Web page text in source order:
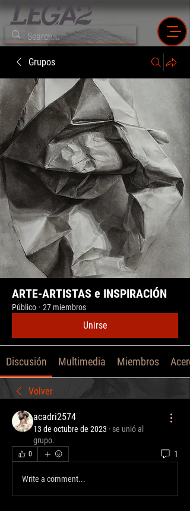
Grupos
ARTE-ARTISTAS e INSPIRACIÓN
Público · 27 miembros
Unirse
Discusión Multimedia Miembros
Volver
acadri2574
13 de octubre de 2023 · se unió al
grupo.
0 1
Write a comment...